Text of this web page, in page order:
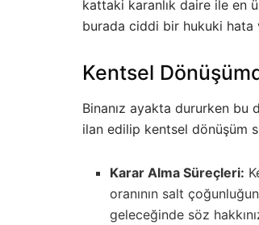
kattaki karanlık daire ile en
burada ciddi bir hukuki hata
Kentsel
Binanız ayakta dururken bu
ilan edilip kentsel dönüşüm
Karar Alma Süreçleri:
oranının salt
geleceğinde söz